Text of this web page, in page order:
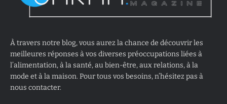
À travers notre blog, vous aurez la chance de découvrir les
meilleures réponses à vos diverses préoccupations liées à
l’alimentation, à la santé, au bien-être, aux relations, à la
mode et à la maison. Pour tous vos besoins, n’hésitez pas à
nous contacter.